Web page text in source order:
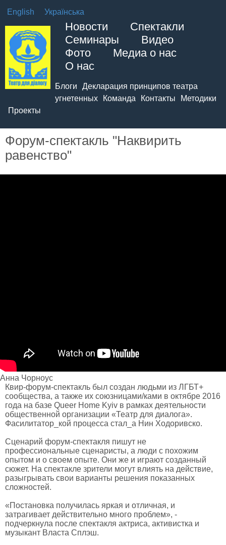
Новости
Спектакли
Семинары
Видео
Фото
Медиа о нас
О нас
Блоги
Декларация принципов театра
угнетенных
Команда Контакты
Методики
Проекты
English Українська
Форум-спектакль "Наквирить
равенство"
Анна Чорноус
Квир-форум-спектакль был создан людьми из ЛГБТ+
сообщества, а также их союзницами/ками в октябре 2016
года на базе Queer Home Kyiv в рамках деятельности
общественной организации «Театр для диалога».
Фасилитатор_кой процесса стал_а Нин Ходоривско.
Сценарий форум-спектакля пишут не
профессиональные сценаристы, а люди с похожим
опытом и о своем опыте. Они же и играют созданный
сюжет. На спектакле зрители могут влиять на действие,
разыгрывать свои варианты решения показанных
сложностей.
«Постановка получилась яркая и отличная, и
затрагивает действительно много проблем», -
подчеркнула после спектакля актриса, активистка и
музыкант Власта Сплэш.